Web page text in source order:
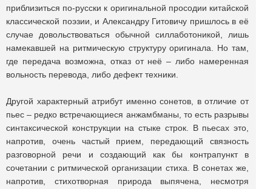
приблизиться по-русски к оригинальной просодии китайской
классической поэзии, и Александру Гитовичу пришлось в её
случае довольствоваться обычной силлаботоникой, лишь
намекавшей на ритмическую структуру оригинала. Но там,
где передача возможна, отказ от неё – либо намеренная
вольность перевода, либо дефект техники.
Другой характерный атрибут именно сонетов, в отличие от
пьес – редко встречающиеся анжамбманы, то есть разрывы
синтаксической конструкции на стыке строк. В пьесах это,
напротив, очень частый прием, передающий связность
разговорной речи и создающий как бы контрапункт в
сочетании с ритмической организации стиха. В сонетах же,
напротив, стихотворная природа выпячена, несмотря